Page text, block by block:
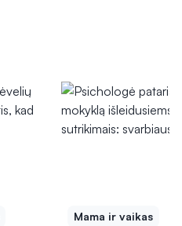
Mama ir vaikas